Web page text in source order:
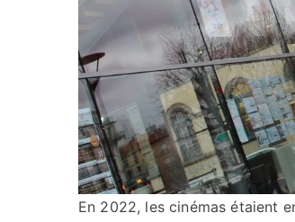
En 2022, les cinémas étaient